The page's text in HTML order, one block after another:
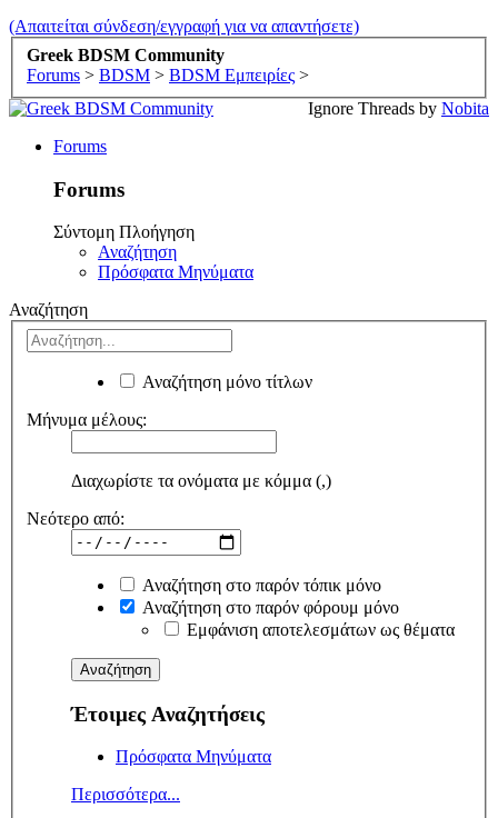
(Απαιτείται σύνδεση/εγγραφή για να απαντήσετε)
Greek BDSM Community
Forums > BDSM > BDSM Εμπειρίες >
Ignore Threads by Nobita
Forums
Forums
Σύντομη Πλοήγηση
Αναζήτηση
Πρόσφατα Μηνύματα
Αναζήτηση
Αναζήτηση μόνο τίτλων
Μήνυμα μέλους:
Διαχωρίστε τα ονόματα με κόμμα (,)
Νεότερο από:
Αναζήτηση στο παρόν τόπικ μόνο
Αναζήτηση στο παρόν φόρουμ μόνο
Εμφάνιση αποτελεσμάτων ως θέματα
Έτοιμες Αναζητήσεις
Πρόσφατα Μηνύματα
Περισσότερα...